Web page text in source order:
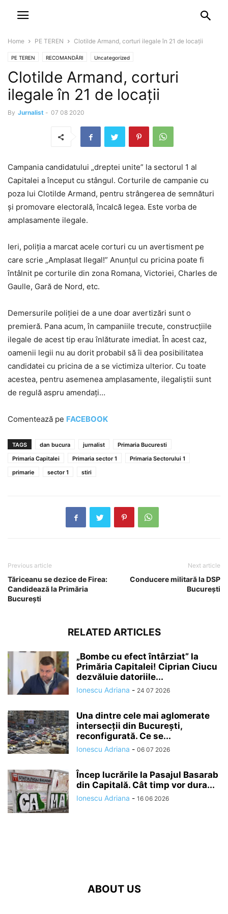
Home PE TEREN Clotilde Armand, corturi ilegale în 21 de locații
PE TEREN RECOMANDĂRI Uncategorized
Clotilde Armand, corturi
ilegale în 21 de locații
By Jurnalist - 07 08 2020
Campania candidatului „dreptei unite” la sectorul 1 al
Capitalei a început cu stângul. Corturile de campanie cu
poza lui Clotilde Armand, pentru strângerea de semnături
și promovare electorală, încalcă legea. Este vorba de
amplasamente ilegale.
Ieri, poliția a marcat acele corturi cu un avertisment pe
care scrie „Amplasat Ilegal!” Anunțul cu pricina poate fi
întâlnit pe corturile din zona Romana, Victoriei, Charles de
Gaulle, Gară de Nord, etc.
Demersurile poliției de a une doar avertizări sunt o
premieră. Pana acum, în campaniile trecute, construcțiile
ilegale de acest tip erau înlăturate imediat. În acest caz,
oamenii legii nu au dorit probabil să îi dea posibilitatea
candidatei cu pricina de a se victimiza ulterior. Cu toate
acestea, pentru asemenea amplasamente, ilegaliștii sunt
de regulă aspru amendați…
Comentează pe FACEBOOK
TAGS dan bucura jurnalist
Primaria Bucuresti
Primaria Capitalei
Primaria sector 1
Primaria Sectorului 1
primarie
sector 1 stiri
Previous article
Tăriceanu se dezice de Firea:
Candidează la Primăria
București
Next article
Conducere militară la DSP
București
RELATED ARTICLES
„Bombe cu efect întârziat” la
Primăria Capitalei! Ciprian Ciucu
dezvăluie datoriile...
Ionescu Adriana - 24 07 2026
Una dintre cele mai aglomerate
intersecții din București,
reconfigurată. Ce se...
Ionescu Adriana - 06 07 2026
Încep lucrările la Pasajul Basarab
din Capitală. Cât timp vor dura...
Ionescu Adriana - 16 06 2026
ABOUT US